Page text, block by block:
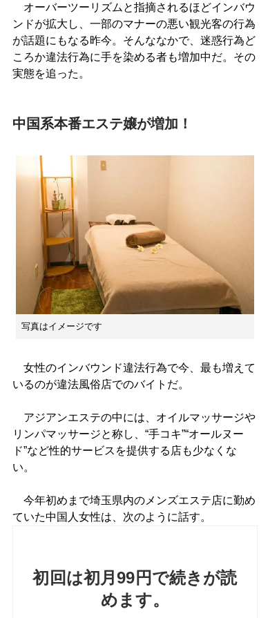
オーバーツーリズムと指摘されるほどインバウ
ンドが拡大し、一部のマナーの悪い観光客の行為
が話題にもなる昨今。そんななかで、迷惑行為ど
ころか違法行為に手を染める者も増加中だ。その
実態を追った。
中国系本番エステ嬢が増加！
写真はイメージです
女性のインバウンド違法行為で今、最も増えて
いるのが違法風俗店でのバイトだ。
アジアンエステの中には、オイルマッサージや
リンパマッサージと称し、“手コキ”“オールヌー
ド”など性的サービスを提供する店も少なくな
い。
今年初めまで埼玉県内のメンズエステ店に勤め